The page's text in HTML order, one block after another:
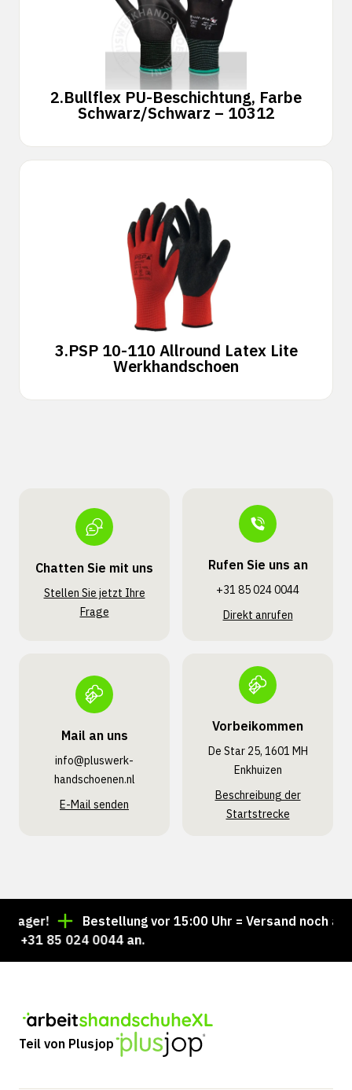
2.Bullflex PU-Beschichtung, Farbe
Schwarz/Schwarz – 10312
3.PSP 10-110 Allround Latex Lite
Werkhandschoen
Chatten Sie mit uns
Stellen Sie jetzt Ihre
Frage
Rufen Sie uns an
+31 85 024 0044
Direkt anrufen
Mail an uns
info@pluswerk­
handschoenen.nl
E-Mail senden
Vorbeikommen
De Star 25, 1601 MH
Enkhuizen
Beschreibung der
Startstrecke
Bestellung vor 15:00 Uhr = Versand noch am
85 024 0044 an.
Teil von Plusjop